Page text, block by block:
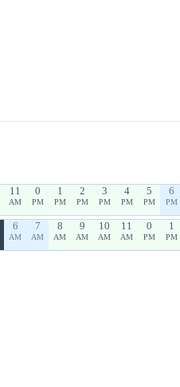
11
AM
0
PM
1
PM
2
PM
3
PM
4
PM
5
PM
6
PM
6
AM
7
AM
8
AM
9
AM
10
AM
11
AM
0
PM
1
PM